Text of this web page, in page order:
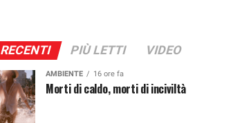
RECENTI PIÙ LETTI VIDEO
AMBIENTE 16 ore fa
Morti di caldo, morti di inciviltà